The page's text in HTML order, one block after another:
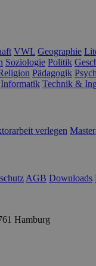
VWL Geographie
Soziologie Politik
Pädagogik
Informatik Technik &
verlegen
AGB Downloads
Hamburg